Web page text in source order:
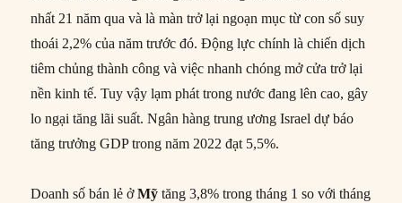
nhất 21 năm qua và là màn trở lại ngoạn mục từ con số suy
thoái 2,2% của năm trước đó. Động lực chính là chiến dịch
tiêm chủng thành công và việc nhanh chóng mở cửa trở lại
nền kinh tế. Tuy vậy lạm phát trong nước đang lên cao, gây
lo ngại tăng lãi suất. Ngân hàng trung ương Israel dự báo
tăng trưởng GDP trong năm 2022 đạt 5,5%.
Doanh số bán lẻ ởMỹ tăng 3,8% trong tháng 1 so với tháng